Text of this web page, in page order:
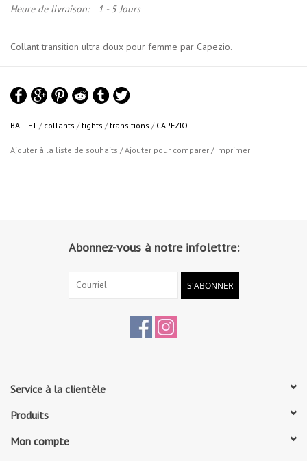
Heure de livraison:
1 - 5 Jours
Collant transition ultra doux pour femme par Capezio.
élastique, douce et tricotée. Les pincements, les renflements et les
Matériau: 86% nylon Tactel®, 14% élasthanne
Charte de Couleurs Capezio
BALLET / collants /tights /transitions / CAPEZIO
Ajouter à la liste de souhaits /Ajouter pour comparer / Imprimer
Abonnez-vous à notre infolettre:
S'ABONNER
Service à la clientèle
Produits
Mon compte